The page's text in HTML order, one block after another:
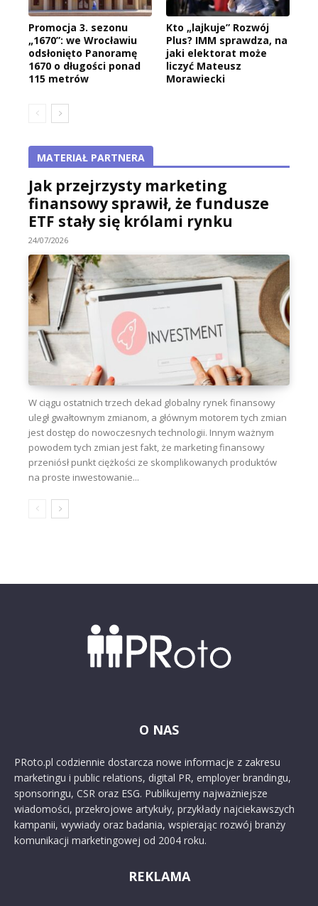
Promocja 3. sezonu
„1670”: we Wrocławiu
odsłonięto Panoramę
1670 o długości ponad
115 metrów
Kto „lajkuje” Rozwój
Plus? IMM sprawdza, na
jaki elektorat może
liczyć Mateusz
Morawiecki
MATERIAŁ PARTNERA
Jak przejrzysty marketing
finansowy sprawił, że fundusze
ETF stały się królami rynku
24/07/2026
W ciągu ostatnich trzech dekad globalny rynek finansowy
uległ gwałtownym zmianom, a głównym motorem tych zmian
jest dostęp do nowoczesnych technologii. Innym ważnym
powodem tych zmian jest fakt, że marketing finansowy
przeniósł punkt ciężkości ze skomplikowanych produktów
na proste inwestowanie...
O NAS
PRoto.pl codziennie dostarcza nowe informacje z zakresu
marketingu i public relations, digital PR, employer brandingu,
sponsoringu, CSR oraz ESG. Publikujemy najważniejsze
wiadomości, przekrojowe artykuły, przykłady najciekawszych
kampanii, wywiady oraz badania, wspierając rozwój branży
komunikacji marketingowej od 2004 roku.
REKLAMA